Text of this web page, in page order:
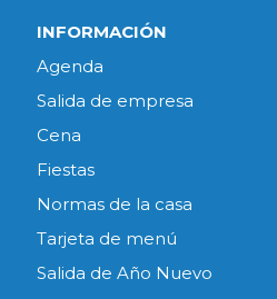
INFORMACIÓN
Agenda
Salida de empresa
Cena
Fiestas
Normas de la casa
Tarjeta de menú
Salida de Año Nuevo